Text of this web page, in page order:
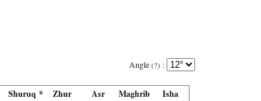
Angle (?) :
Shuruq * Zhur Asr Maghrib Isha